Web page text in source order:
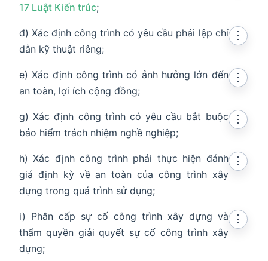
17 Luật Kiến trúc;
đ) Xác định công trình có yêu cầu phải lập chỉ
dẫn kỹ thuật riêng;
⋮
e) Xác định công trình có ảnh hưởng lớn đến
an toàn, lợi ích cộng đồng;
⋮
g) Xác định công trình có yêu cầu bắt buộc
bảo hiểm trách nhiệm nghề nghiệp;
⋮
h) Xác định công trình phải thực hiện đánh
giá định kỳ về an toàn của công trình xây
dựng trong quá trình sử dụng;
⋮
i) Phân cấp sự cố công trình xây dựng và
thẩm quyền giải quyết sự cố công trình xây
dựng;
⋮